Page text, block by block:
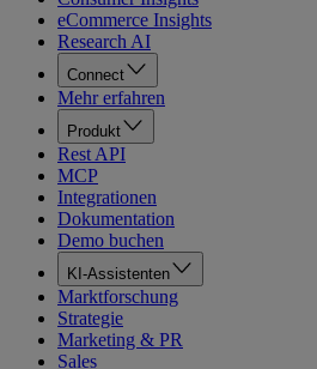
eCommerce Insights
Research AI
Connect
Mehr erfahren
Produkt
Rest API
MCP
Integrationen
Dokumentation
Demo buchen
KI-Assistenten
Marktforschung
Strategie
Marketing & PR
Sales